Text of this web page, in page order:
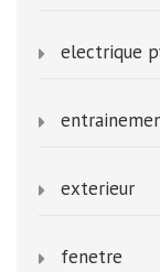
electrique
exterieur
fenetre